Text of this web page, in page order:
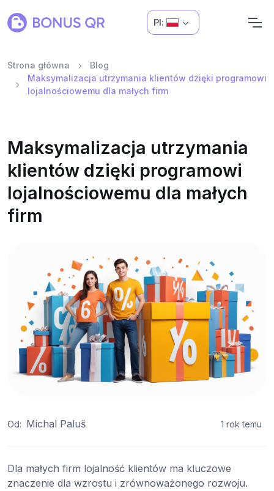
Pl:
Strona główna
Blog
Maksymalizacja utrzymania klientów dzięki programowi
lojalnościowemu dla małych firm
Maksymalizacja utrzymania
klientów dzięki programowi
lojalnościowemu dla małych
firm
Od: Michal Paluš 1 rok temu
Dla małych firm lojalność klientów ma kluczowe
znaczenie dla wzrostu i zrównoważonego rozwoju.